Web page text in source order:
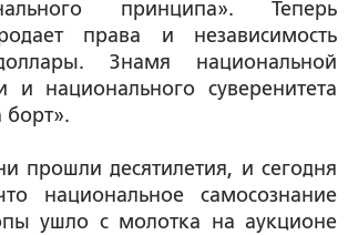
принципа». Теперь
права и независимость
Знамя национальной
и национального суверенитета
прошли десятилетия, и сегодня
национальное самосознание
ушло с молотка на аукционе